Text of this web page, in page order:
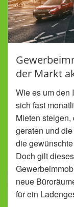
der Markt
Wie es um den
sich fast
Mieten
geraten und
die
Doch gilt
neue
für ein